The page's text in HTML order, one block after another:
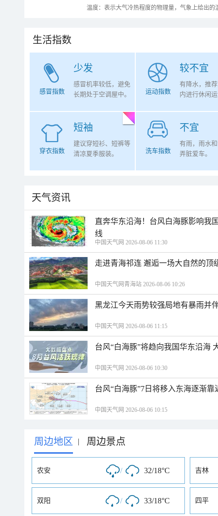
温度：表示大气冷热程度的物理量，气象上给出
生活指数
少发
感冒指数
感冒机率较低，避免
长期处于空调屋中。
较不宜
运动指数
有降水，推
内进行休闲
短袖
穿衣指数
建议穿短衫、短裤等
清凉夏季服装。
不宜
洗车指数
有雨，雨水
弄脏爱车。
天气资讯
直奔华东沿海！台风白海豚影响我
线
中国天气网 2026-08-06 11:30
走进青海祁连 邂逅一场大自然的顶
中国天气网青海站 2026-08-06 10:26
黑龙江今天雨势较强局地有暴雨并
中国天气网 2026-08-06 11:15
台风“白海豚”将趋向我国华东沿海
中国天气网 2026-08-06 10:30
台风“白海豚”7日将移入东海逐渐
中国天气网 2026-08-06 10:15
周边地区 | 周边景点
农安 / 32/18°C 吉林
双阳 / 33/18°C 四平